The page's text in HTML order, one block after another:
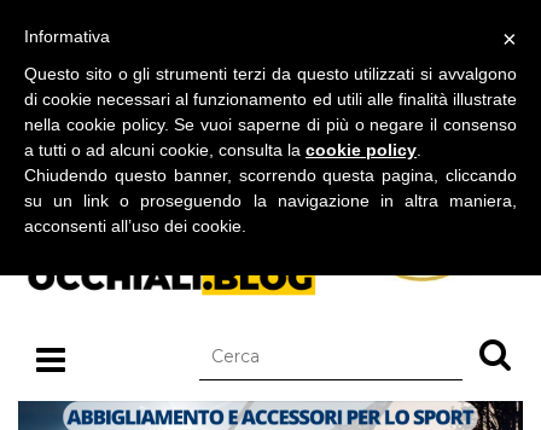
BLOG SU OCCHIALI DA SOLE E OCCHIALI DA VISTA
×
Informativa
Questo sito o gli strumenti terzi da questo utilizzati si avvalgono
di cookie necessari al funzionamento ed utili alle finalità illustrate
nella cookie policy. Se vuoi saperne di più o negare il consenso
a tutti o ad alcuni cookie, consulta la cookie policy
Chiudendo questo banner, scorrendo questa pagina, cliccando
su un link o proseguendo la navigazione in altra maniera,
acconsenti all’uso dei cookie.